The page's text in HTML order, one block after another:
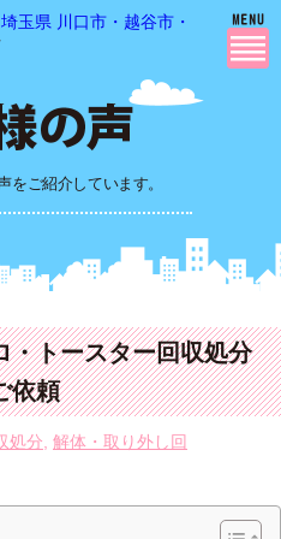
埼玉県 川口市・越谷市・さいたま
をご紹介しています。
・トースター回収処分
依頼
処分 解体・取り外し回